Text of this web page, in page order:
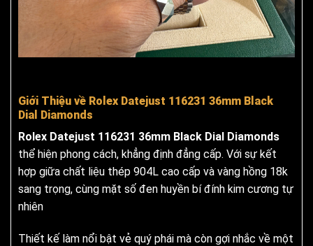
Giới Thiệu về Rolex Datejust 116231 36mm Black
Dial Diamonds
Rolex Datejust 116231 36mm Black Dial Diamonds
thể hiện phong cách, khẳng định đẳng cấp. Với sự kết
hợp giữa chất liệu thép 904L cao cấp và vàng hồng 18k
sang trọng, cùng mặt số đen huyền bí đính kim cương tự
nhiên
Thiết kế làm nổi bật vẻ quý phái mà còn gợi nhắc về một